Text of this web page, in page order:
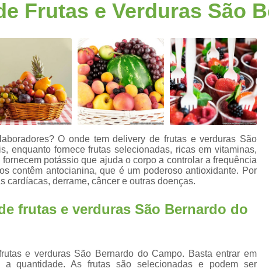
Fornecimento de Frutas para Escritórios
Frutas Selecionadas
Serviço de Delivery de Frutas
Entrega de Frutas e Verduras
Entrega de Frutas em Escritorios
Entrega de Frutas no Trabalho
Entrega de Frutas Processadas
Delivery de Frutas para Empresas Santos
Entrega de Frutas
Entrega de Frutas
Entrega Diária de
Entrega Semanal de
Fornecimento de
Frutas e Verduras São
O onde tem delivery de frutas e verduras São
enquanto fornece frutas selecionadas, ricas em vitaminas,
potássio que ajuda o corpo a controlar a frequência
contêm antocianina, que é um poderoso antioxidante. Por
cardíacas, derrame, câncer e outras doenças.
frutas e verduras São Bernardo do
e verduras São Bernardo do Campo. Basta entrar em
quantidade. As frutas são selecionadas e podem ser